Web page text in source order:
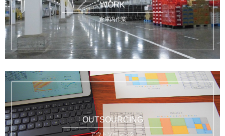
WORK
倉庫内作業
OUTSOURCING
アウトソーシング